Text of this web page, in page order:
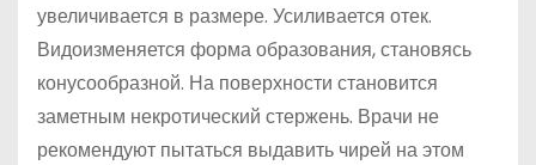
увеличивается в размере. Усиливается отек.
Видоизменяется форма образования, становясь
конусообразной. На поверхности становится
заметным некротический стержень. Врачи не
рекомендуют пытаться выдавить чирей на этом